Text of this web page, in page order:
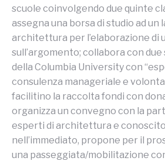
scuole coinvolgendo due quinte
assegna una borsa di studio ad un
architettura per l’elaborazione di
sull’argomento; collabora con
della Columbia University con
consulenza manageriale e
facilitino la raccolta fondi con
organizza un convegno con la
esperti di architettura e
nell’immediato, propone per il
una passeggiata/mobilitazione